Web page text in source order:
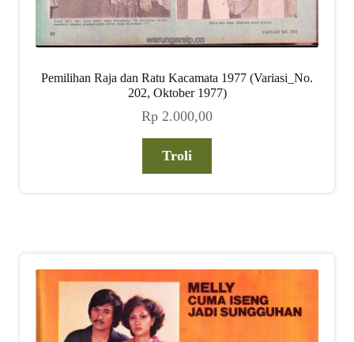
Pemilihan Raja dan Ratu Kacamata 1977 (Variasi_No.
202, Oktober 1977)
Rp 2.000,00
Troli